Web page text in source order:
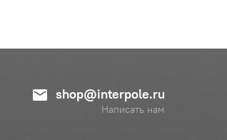
shop@interpole.ru
Написать нам